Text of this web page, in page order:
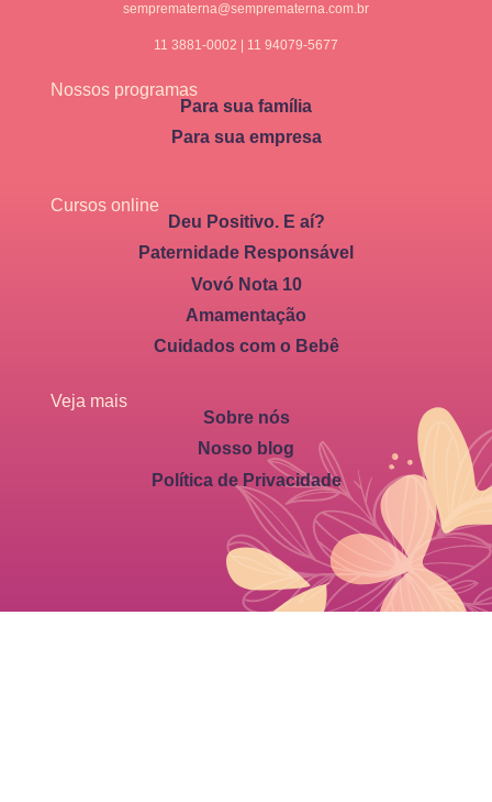
semprematerna@semprematerna.com.br
11 3881-0002 | 11 94079-5677
Nossos programas
Para sua família
Para sua empresa
Cursos online
Deu Positivo. E aí?
Paternidade Responsável
Vovó Nota 10
Amamentação
Cuidados com o Bebê
Veja mais
Sobre nós
Nosso blog
Política de Privacidade